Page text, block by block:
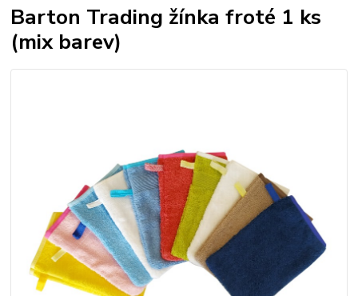
Barton Trading žínka froté 1 ks
(mix barev)